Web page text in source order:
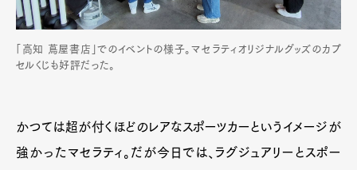
「高知 蔦屋書店」でのイベントの様子。マセラティオリジナルグッズのカプ
セルくじも好評だった。
かつては超が付くほどのレアなスポーツカーというイメージが
強かったマセラティ。だが今日では、ラグジュアリーとスポー